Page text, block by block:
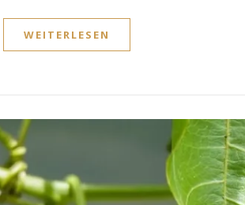
WEITERLESEN